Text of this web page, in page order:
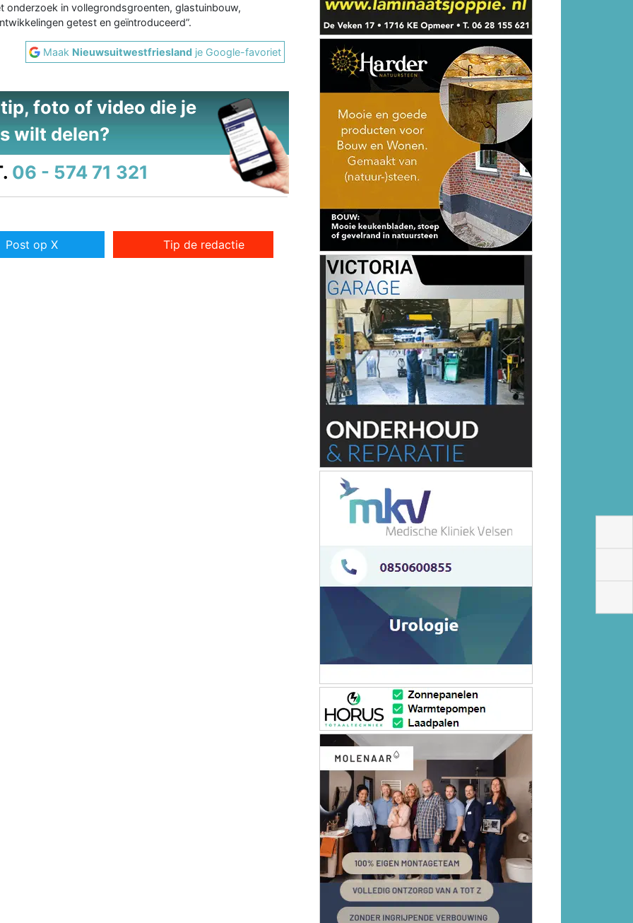
in vollegrondsgroenten, glastuinbouw,
getest en geïntroduceerd”.
Maak Nieuwsuitwestfriesland je Google-favoriet
foto of video die je
wilt delen?
06 - 574 71 321
Post op X Tip de redactie